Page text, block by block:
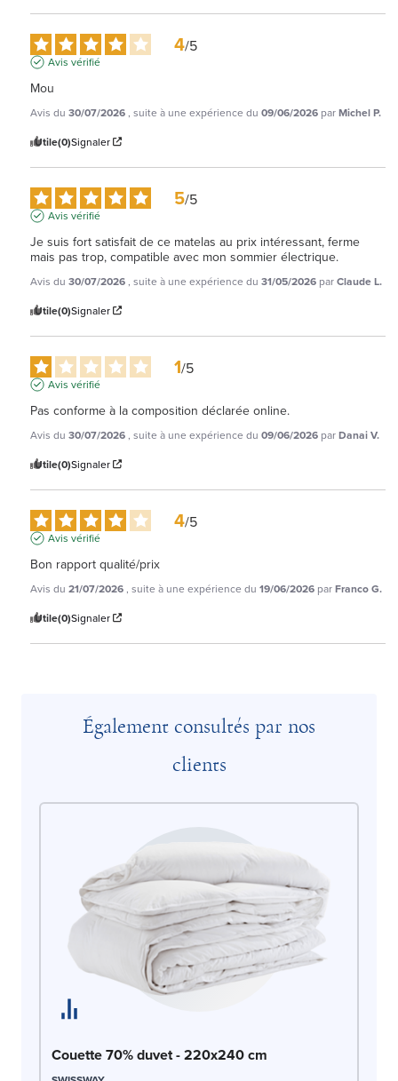
4/5
Avis vérifié
Mou
Avis du 30/07/2026, suite à une expérience du 09/06/2026 parMichel P.
Utile(0)Signaler
5/5
Avis vérifié
Je suis fort satisfait de ce matelas au prix intéressant, ferme
mais pas trop, compatible avec mon sommier électrique.
Avis du 30/07/2026, suite à une expérience du 31/05/2026 parClaude L.
Utile(0)Signaler
1/5
Avis vérifié
Pas conforme à la composition déclarée online.
Avis du 30/07/2026, suite à une expérience du 09/06/2026 parDanai V.
Utile(0)Signaler
4/5
Avis vérifié
Bon rapport qualité/prix
Avis du 21/07/2026, suite à une expérience du 19/06/2026 parFranco G.
Utile(0)Signaler
Également consultés par nos
clients
Couette 70% duvet - 220x240 cm